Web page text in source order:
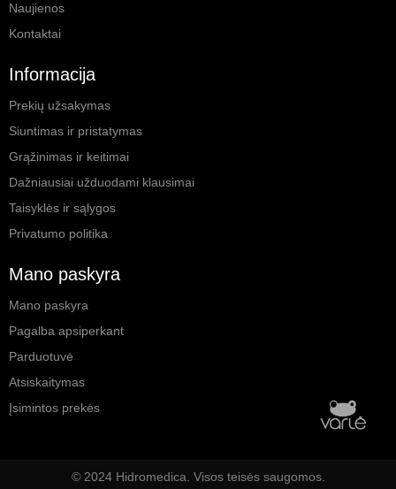
Naujienos
Kontaktai
Informacija
Prekių užsakymas
Siuntimas ir pristatymas
Grąžinimas ir keitimai
Dažniausiai užduodami klausimai
Taisyklės ir sąlygos
Privatumo politika
Mano paskyra
Mano paskyra
Pagalba apsiperkant
Parduotuvė
Atsiskaitymas
Įsimintos prekės
© 2024 Hidromedica. Visos teisės saugomos.